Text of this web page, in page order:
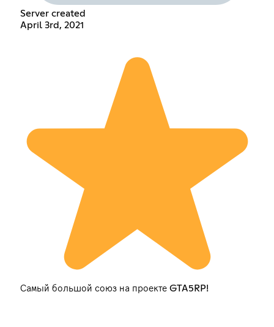
Server created
April 3rd, 2021
Самый большой союз на проекте GTA5RP!